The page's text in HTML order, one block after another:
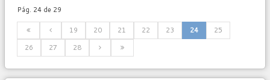
Pág. 24 de 29
19 20 21 22 23 24
25
26
27 28